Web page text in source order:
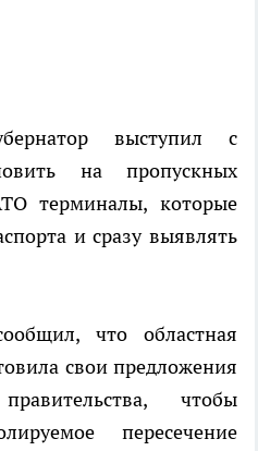
выступил с
на пропускных
терминалы, которые
и сразу выявлять
что областная
свои предложения
чтобы
пересечение